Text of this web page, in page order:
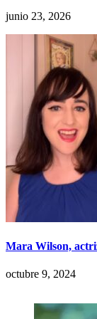
junio 23, 2026
Mara Wilson,
octubre 9, 2024